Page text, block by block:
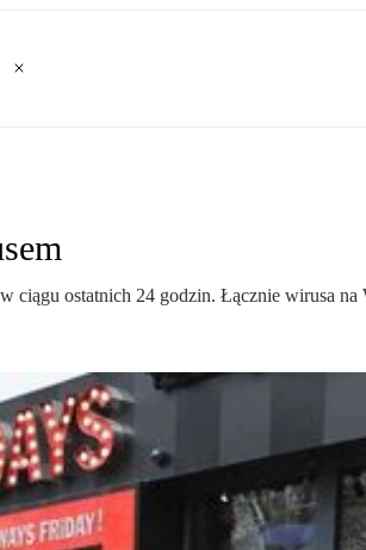
ostatnich 24 godzin. Łącznie wirusa na